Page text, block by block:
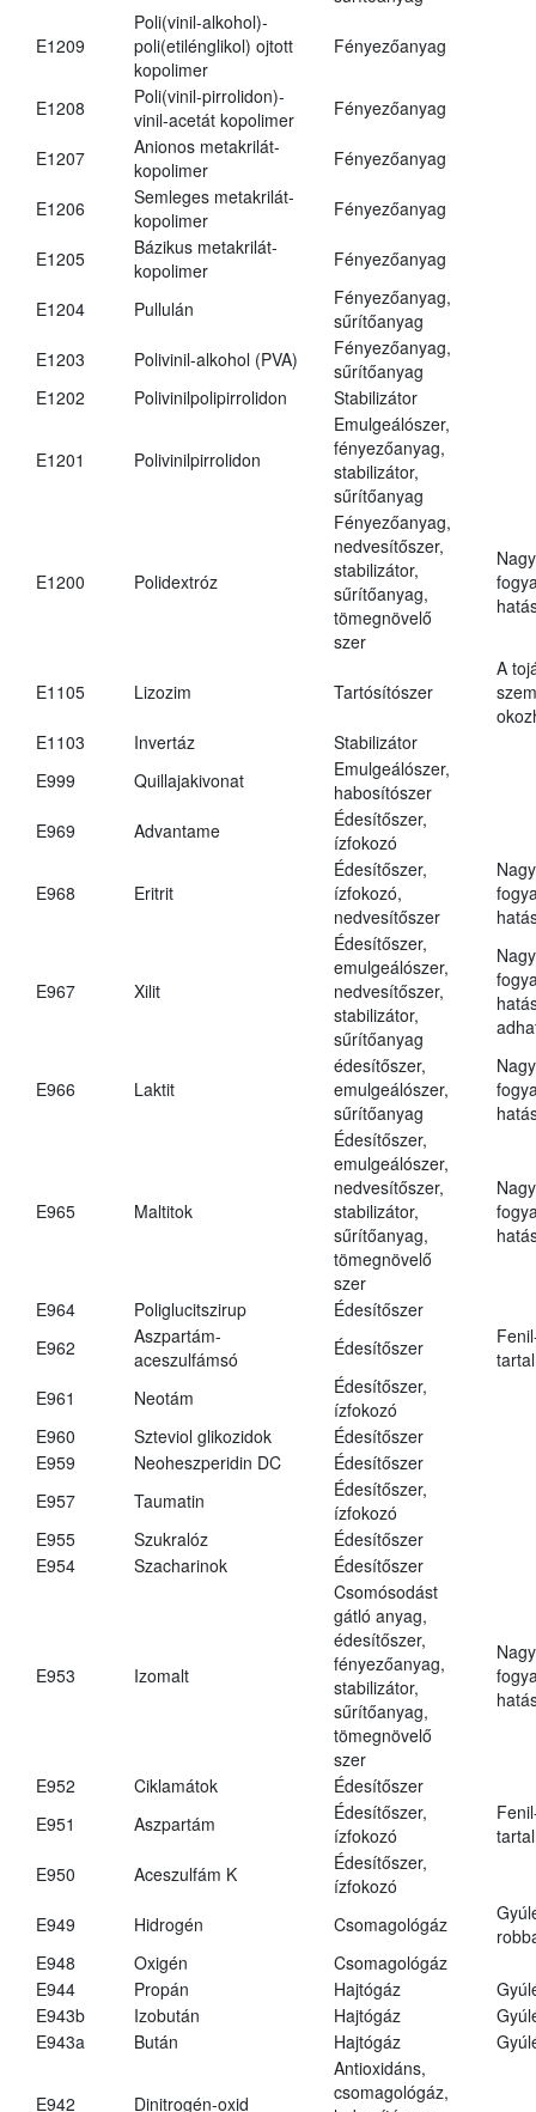
E1209
Poli(vinil-alkohol)-
poli(etilénglikol) ojtott
kopolimer
Fényezőanyag
E1208
Poli(vinil-pirrolidon)-
vinil-acetát kopolimer
Fényezőanyag
E1207
Anionos metakrilát-
kopolimer
Fényezőanyag
E1206
Semleges metakrilát-
kopolimer
Fényezőanyag
E1205
Bázikus metakrilát-
kopolimer
Fényezőanyag
E1204 Pullulán
Fényezőanyag,
sűrítőanyag
E1203
Polivinil-alkohol (PVA)
Fényezőanyag,
sűrítőanyag
E1202
Polivinilpolipirrolidon Stabilizátor
E1201 Polivinilpirrolidon
Emulgeálószer,
fényezőanyag,
stabilizátor,
sűrítőanyag
E1200 Polidextróz
Fényezőanyag,
nedvesítőszer,
stabilizátor,
sűrítőanyag,
tömegnövelő
szer
E1105 Lizozim Tartósítószer
A
E1103
Invertáz
Stabilizátor
E999
Quillajakivonat
Emulgeálószer,
habosítószer
E969
Advantame
Édesítőszer,
ízfokozó
E968 Eritrit
Édesítőszer,
ízfokozó,
nedvesítőszer
E967 Xilit
Édesítőszer,
emulgeálószer,
nedvesítőszer,
stabilizátor,
sűrítőanyag
E966 Laktit
édesítőszer,
emulgeálószer,
sűrítőanyag
E965 Maltitok
Édesítőszer,
emulgeálószer,
nedvesítőszer,
stabilizátor,
sűrítőanyag,
tömegnövelő
szer
E964 Poliglucitszirup
Édesítőszer
E962
Aszpartám-
aceszulfámsó
Édesítőszer
E961
Neotám
Édesítőszer,
ízfokozó
E960
Szteviol glikozidok
Édesítőszer
E959
Neoheszperidin DC
Édesítőszer
E957
Taumatin
Édesítőszer,
ízfokozó
E955
Szukralóz
Édesítőszer
E954
Szacharinok Édesítőszer
E953 Izomalt
Csomósodást
gátló anyag,
édesítőszer,
fényezőanyag,
stabilizátor,
sűrítőanyag,
tömegnövelő
szer
E952 Ciklamátok
Édesítőszer
E951
Aszpartám
Édesítőszer,
ízfokozó
E950
Aceszulfám K
Édesítőszer,
ízfokozó
E949
Hidrogén Csomagológáz
E948
Oxigén
Csomagológáz
E944
Propán Hajtógáz
E943b
Izobután Hajtógáz
E943a
Bután Hajtógáz
E942 Dinitrogén-oxid
Antioxidáns,
csomagológáz,